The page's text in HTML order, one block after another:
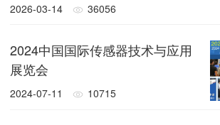
2026-03-14 36056
2024中国国际传感器技术与应用
展览会
2024-07-11 10715